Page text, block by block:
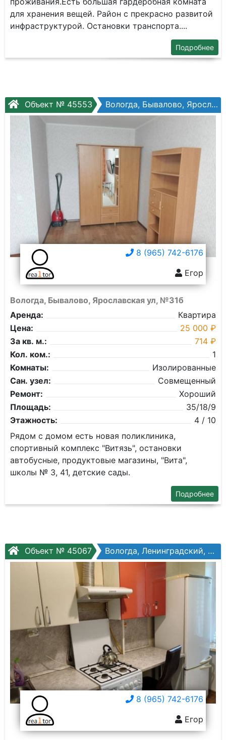
для хранения вещей. Район с прекрасно развитой
инфраструктурой. Остановки транспорта....
Подробнее
Объект № 45553 Вологда, Бывалово, Ярославская ул, №31б
8 (965) 742-6176
Егор
Вологда, Бывалово, Ярославская ул, №31б
Аренда:
Квартира
Цена:
25 000 ₽
За кв. м.:
714 ₽
Кол. ком.:
1
Комнаты:
Изолированные
Сан. узел:
Совмещенный
Ремонт:
Хороший
Площадь:
35/18/9
Этажность:
4 / 10
Рядом с домом есть новая поликлиника,
спортивный комплекс "Витязь", остановки
автобусные, продуктовые магазины, "Вита",
школы № 3, 41, детские сады.
Подробнее
Объект № 45067 Вологда, Ленинградский, Ленинградская ул, №68
8 (965) 742-6176
Егор